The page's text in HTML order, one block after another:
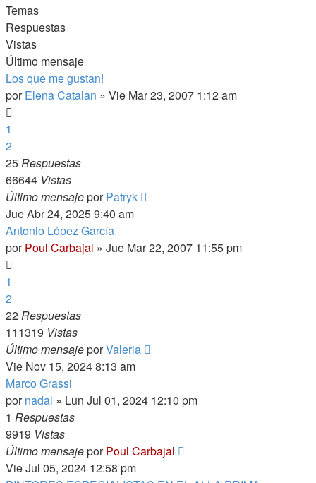
Temas
Respuestas
Vistas
Último mensaje
Los que me gustan!
porElena Catalan » Vie Mar 23, 2007 1:12 am
1
2
25Respuestas
66644 Vistas
Último mensajeporPatryk
Jue Abr 24, 2025 9:40 am
Antonio López García
porPoul Carbajal » Jue Mar 22, 2007 11:55 pm
1
2
22Respuestas
111319 Vistas
Último mensajeporValeria
Vie Nov 15, 2024 8:13 am
Marco Grassi
pornadal » Lun Jul 01, 2024 12:10 pm
1 Respuestas
9919 Vistas
Último mensajeporPoul Carbajal
Vie Jul 05, 2024 12:58 pm